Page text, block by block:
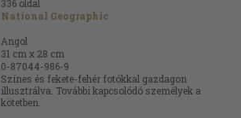
336 oldal
National Geographic
Angol
31 cm x 28 cm
0-87044-986-9
Színes és fekete-fehér fotókkal gazdagon
illusztrálva. További kapcsolódó személyek a
kötetben.